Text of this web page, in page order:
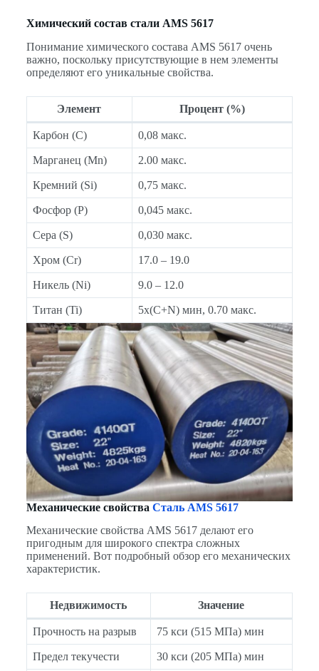
Химический состав стали AMS 5617
Понимание химического состава AMS 5617 очень
важно, поскольку присутствующие в нем элементы
определяют его уникальные свойства.
Элемент Процент (%)
Карбон (С) 0,08 макс.
Марганец (Mn) 2.00 макс.
Кремний (Si) 0,75 макс.
Фосфор (P) 0,045 макс.
Сера (S) 0,030 макс.
Хром (Cr) 17.0 – 19.0
Никель (Ni) 9.0 – 12.0
Титан (Ti) 5x(C+N) мин, 0.70 макс.
Механические свойства Сталь AMS 5617
Механические свойства AMS 5617 делают его
пригодным для широкого спектра сложных
применений. Вот подробный обзор его механических
характеристик.
Недвижимость Значение
Прочность на разрыв 75 кси (515 МПа) мин
Предел текучести 30 кси (205 МПа) мин